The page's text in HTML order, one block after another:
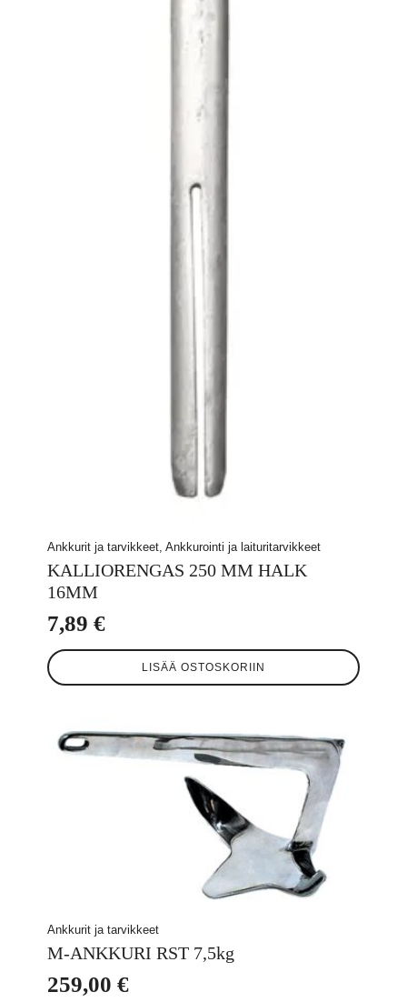
Ankkurit ja tarvikkeet, Ankkurointi ja laituritarvikkeet
KALLIORENGAS 250 MM HALK
16MM
7,89 €
LISÄÄ OSTOSKORIIN
Ankkurit ja tarvikkeet
M-ANKKURI RST 7,5kg
259,00 €